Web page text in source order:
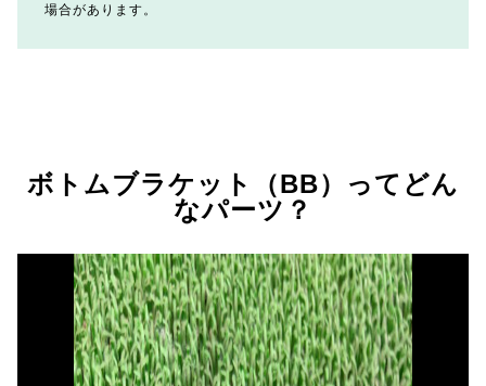
場合があります。
ボトムブラケット（BB）ってどん
なパーツ？